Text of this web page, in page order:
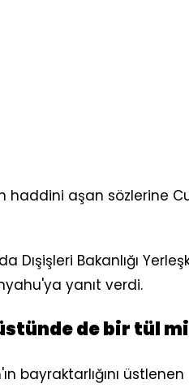
haddini aşan sözlerine
Dışişleri Bakanlığı
yanıt verdi.
de bir tül
bayraktarlığını